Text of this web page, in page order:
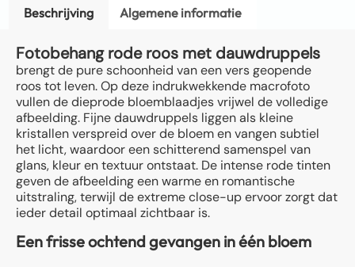
Beschrijving Algemene informatie
Fotobehang rode roos met dauwdruppels
brengt de pure schoonheid van een vers geopende
roos tot leven. Op deze indrukwekkende macrofoto
vullen de dieprode bloemblaadjes vrijwel de volledige
afbeelding. Fijne dauwdruppels liggen als kleine
kristallen verspreid over de bloem en vangen subtiel
het licht, waardoor een schitterend samenspel van
glans, kleur en textuur ontstaat. De intense rode tinten
geven de afbeelding een warme en romantische
uitstraling, terwijl de extreme close-up ervoor zorgt dat
ieder detail optimaal zichtbaar is.
Een frisse ochtend gevangen in één bloem